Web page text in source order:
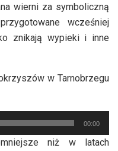
wierni za symboliczną
wcześniej
znikają wypieki i inne
w Tarnobrzegu
00:00
niż w latach